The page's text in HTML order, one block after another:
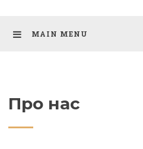
MAIN MENU
Про нас